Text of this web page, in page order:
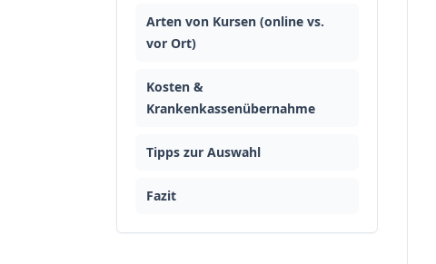
Arten von Kursen (online vs.
vor Ort)
Kosten &
Krankenkassenübernahme
Tipps zur Auswahl
Fazit